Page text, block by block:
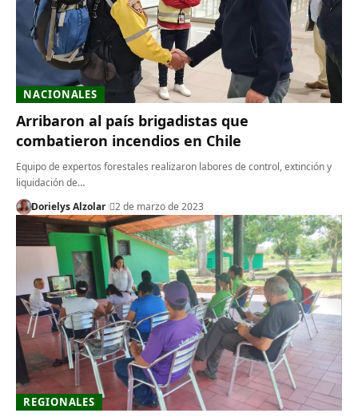
NACIONALES
Arribaron al país brigadistas que
combatieron incendios en Chile
Equipo de expertos forestales realizaron labores de control, extinción y
liquidación de…
Dorielys Alzolar
2 de marzo de 2023
REGIONALES